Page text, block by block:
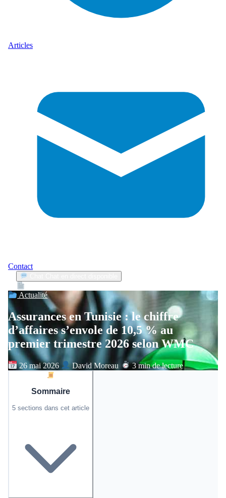
Articles
Contact
Actualité
Assurances en Tunisie : le chiffre
d’affaires s’envole de 10,5 % au
premier trimestre 2026 selon WMC
26 mai 2026 David Moreau 3 min de lecture
Sommaire
5 sections dans cet article